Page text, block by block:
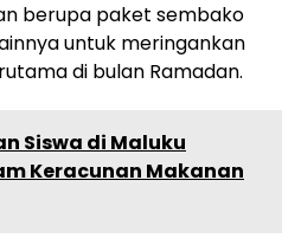
berupa paket sembako
untuk meringankan
di bulan Ramadan.
Siswa di Maluku
Keracunan Makanan